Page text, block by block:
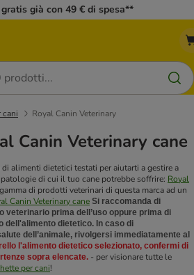
già con 49 € di spesa**
cani Royal Canin Veterinary
Canin Veterinary cane
alimenti dietetici testati per aiutarti a gestire a
di cui il tuo cane potrebbe soffrire: Royal
di prodotti veterinari di questa marca ad un
Canin Veterinary cane Si raccomanda di
veterinario prima dell’uso oppure prima di
dell'alimento dietetico. In caso di
dell’animale, rivolgersi immediatamente al
l'alimento dietetico selezionato, confermi di
sopra elencate. - per visionare tutte le
per cani!